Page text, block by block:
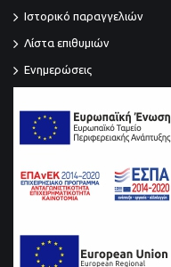
Ιστορικό παραγγελιών
Λίστα επιθυμιών
Ενημερώσεις